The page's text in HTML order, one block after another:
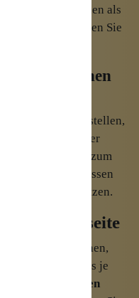
Informationen als
werden Sie
für die eigenen
in Frage?
Sie genau feststellen,
Umsetzung der
sind. Sie werden zum
bespielen müssen
einsetzen.
Webseite
zu können,
Zudem kann es je
Sie einen
eigenen